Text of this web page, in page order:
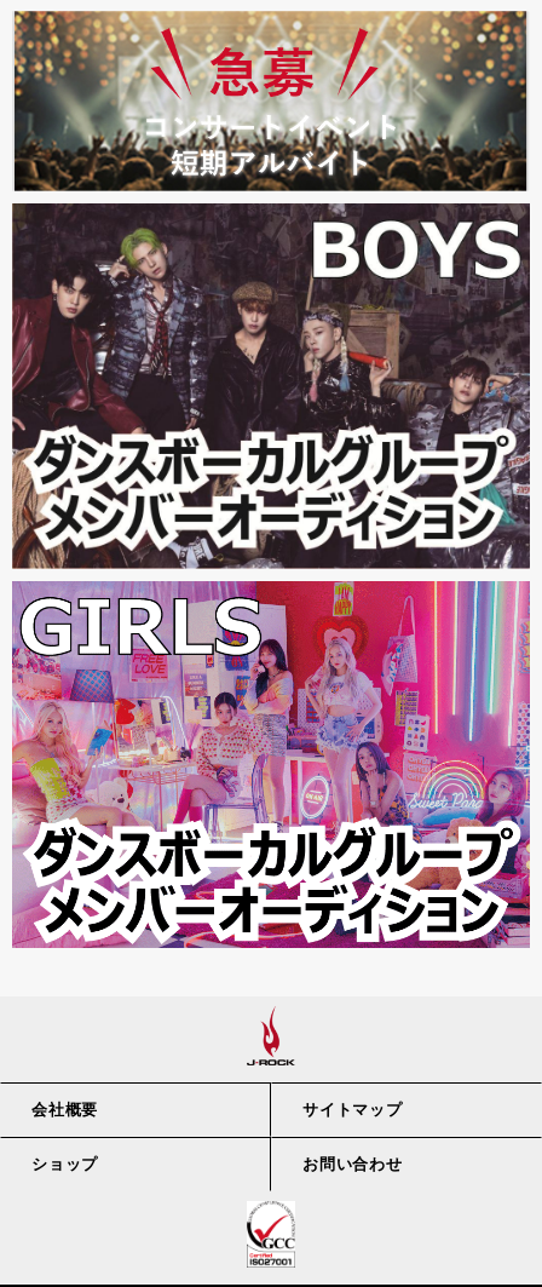
会社概要 サイトマップ
ショップ お問い合わせ